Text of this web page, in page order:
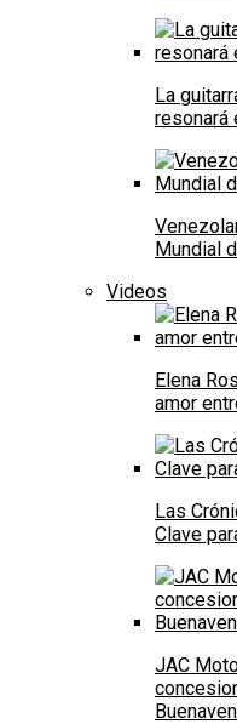
La
resonará
Mundial
Videos
Elena
amor
Las
Clave
JAC